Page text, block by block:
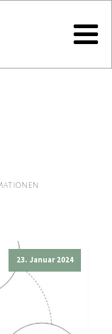
23. Januar 2024